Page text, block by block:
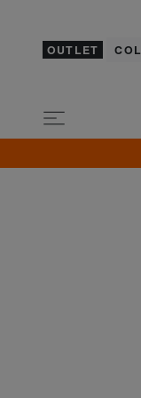
OUTLET